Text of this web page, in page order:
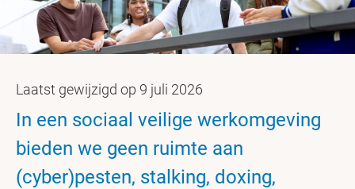
Laatst gewijzigd op 9 juli 2026
In een sociaal veilige werkomgeving
bieden we geen ruimte aan
(cyber)pesten, stalking, doxing,